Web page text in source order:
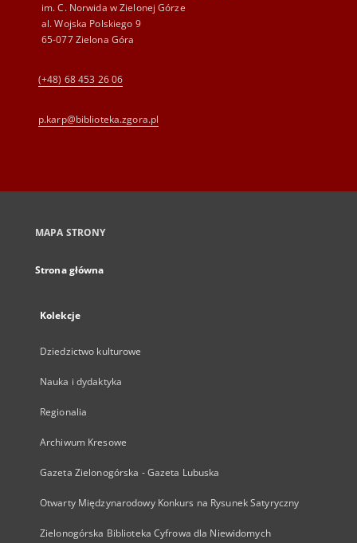
im. C. Norwida w Zielonej Górze
al. Wojska Polskiego 9
65-077 Zielona Góra
(+48) 68 453 26 06
p.karp@biblioteka.zgora.pl
MAPA STRONY
Strona główna
Kolekcje
Dziedzictwo kulturowe
Nauka i dydaktyka
Regionalia
Archiwum Kresowe
Gazeta Zielonogórska - Gazeta Lubuska
Otwarty Międzynarodowy Konkurs na Rysunek Satyryczny
Zielonogórska Biblioteka Cyfrowa dla Niewidomych